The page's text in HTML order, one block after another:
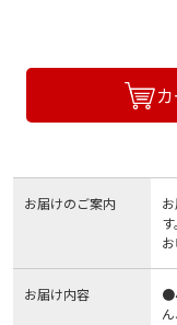
お届けのご案内
お届け内容